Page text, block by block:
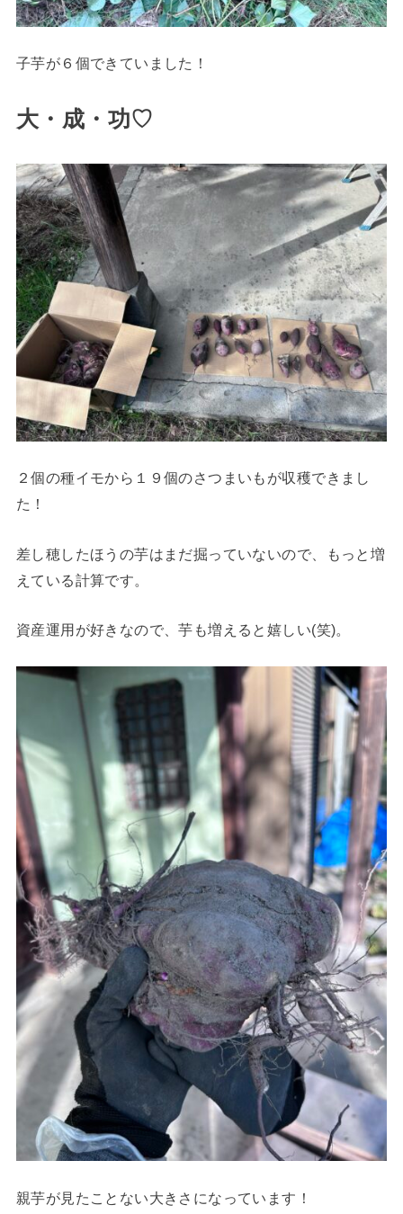
子芋が６個できていました！
大・成・功♡
２個の種イモから１９個のさつまいもが収穫できまし
た！
差し穂したほうの芋はまだ掘っていないので、もっと増
えている計算です。
資産運用が好きなので、芋も増えると嬉しい(笑)。
親芋が見たことない大きさになっています！